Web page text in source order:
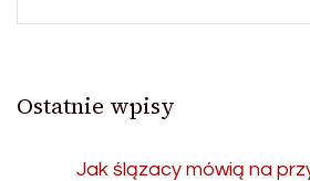
Ostatnie wpisy
Jak ślązacy mówią na